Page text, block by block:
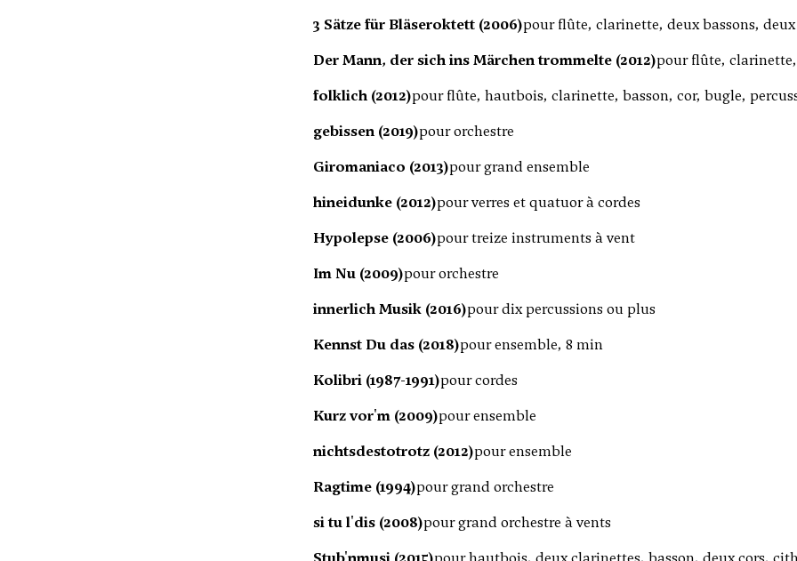
3 Sätze für Bläseroktett (2006)pour flûte, clarinette, deux bassons,
Der Mann, der sich ins Märchen trommelte (2012)pour flûte,
folklich (2012)pour flûte, hautbois, clarinette, basson, cor, bugle,
gebissen (2019)pour orchestre
Giromaniaco (2013)pour grand ensemble
hineidunke (2012)pour verres et quatuor à cordes
Hypolepse (2006)pour treize instruments à vent
Im Nu (2009)pour orchestre
innerlich Musik (2016)pour dix percussions ou plus
Kennst Du das (2018)pour ensemble, 8 min
Kolibri (1987-1991)pour cordes
Kurz vor'm (2009)pour ensemble
nichtsdestotrotz (2012)pour ensemble
Ragtime (1994)pour grand orchestre
si tu l'dis (2008)pour grand orchestre à vents